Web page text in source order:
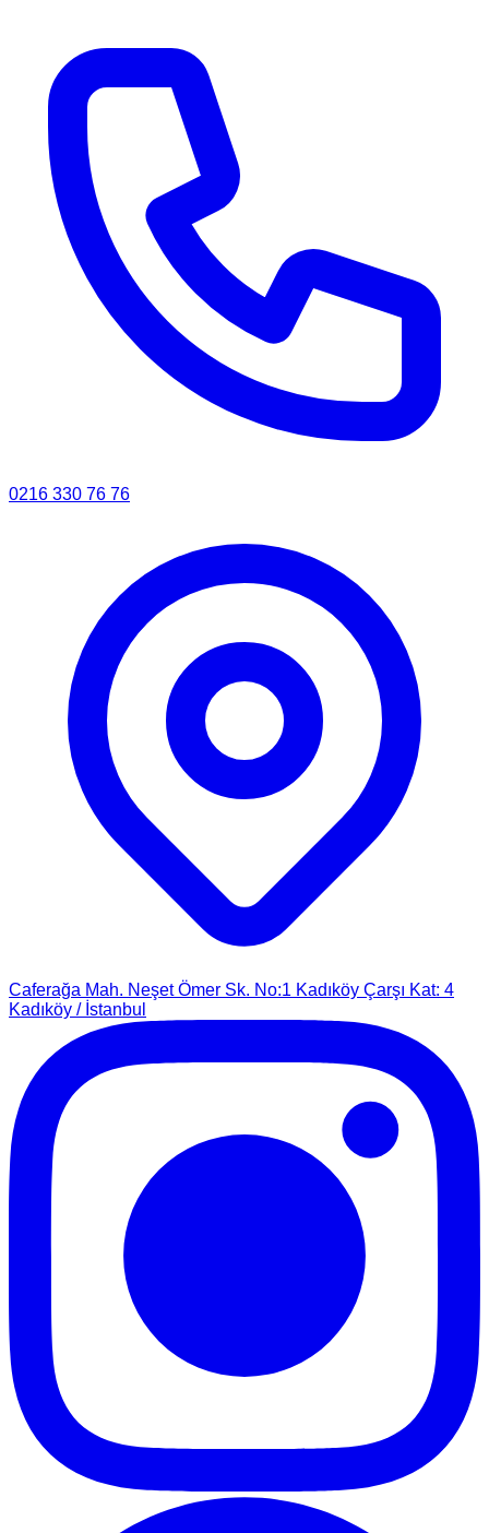
0216 330 76 76
Caferağa Mah. Neşet Ömer Sk. No:1 Kadıköy Çarşı Kat: 4
Kadıköy / İstanbul